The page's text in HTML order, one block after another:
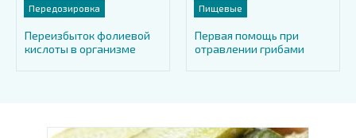
Передозировка
Переизбыток фолиевой
кислоты в организме
Пищевые
Первая помощь при
отравлении грибами